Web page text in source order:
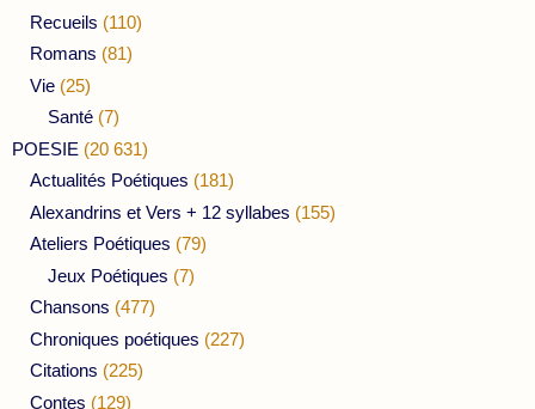
Recueils (110)
Romans (81)
Vie (25)
Santé (7)
POESIE (20 631)
Actualités Poétiques (181)
Alexandrins et Vers + 12 syllabes (155)
Ateliers Poétiques (79)
Jeux Poétiques (7)
Chansons (477)
Chroniques poétiques (227)
Citations (225)
Contes (129)